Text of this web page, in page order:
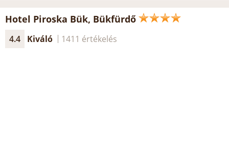
Hotel Piroska Bük, Bükfürdő
4.4 Kiváló 1411 értékelés